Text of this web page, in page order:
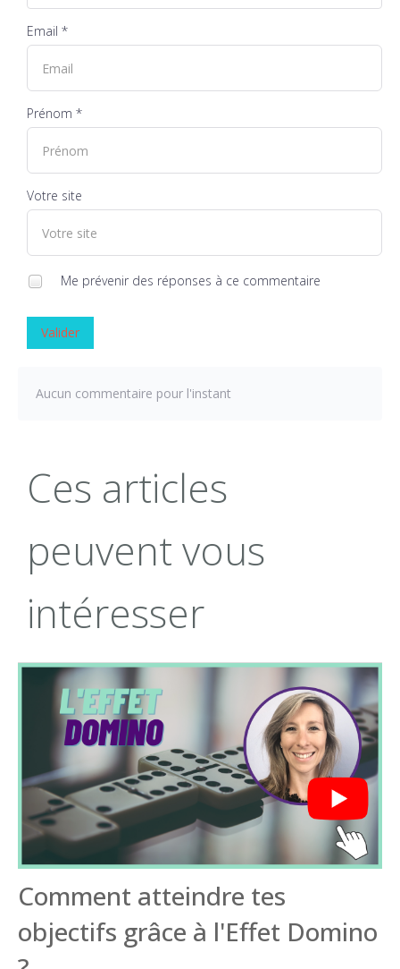
Email *
Prénom *
Votre site
Me prévenir des réponses à ce commentaire
Valider
Aucun commentaire pour l'instant
Ces articles
peuvent vous
intéresser
Comment atteindre tes
objectifs grâce à l'Effet Domino